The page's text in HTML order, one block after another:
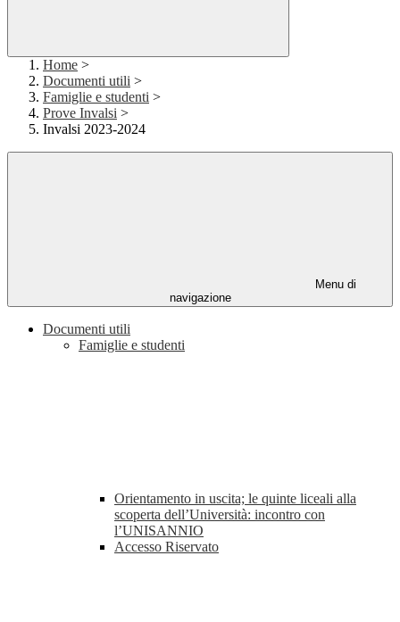
Home >
Documenti utili >
Famiglie e studenti >
Prove Invalsi >
Invalsi 2023-2024
Menu di
navigazione
Documenti utili
Famiglie e studenti
Orientamento in uscita; le quinte liceali alla
scoperta dell’Università: incontro con
l’UNISANNIO
Accesso Riservato